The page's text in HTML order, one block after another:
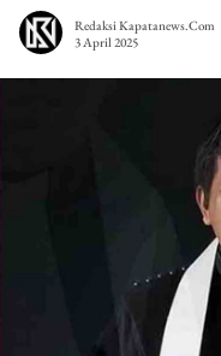
Redaksi Kapatanews.com
3 April 2025